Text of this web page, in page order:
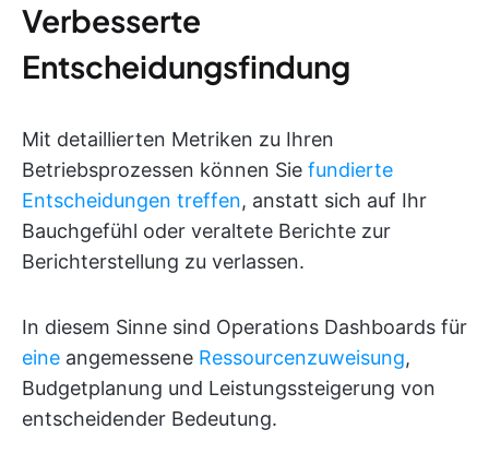
Verbesserte
Entscheidungsfindung
Mit detaillierten Metriken zu Ihren
Betriebsprozessen können Sie fundierte
Entscheidungen treffen, anstatt sich auf Ihr
Bauchgefühl oder veraltete Berichte zur
Berichterstellung zu verlassen.
In diesem Sinne sind Operations Dashboards für
eine angemessene Ressourcenzuweisung,
Budgetplanung und Leistungssteigerung von
entscheidender Bedeutung.